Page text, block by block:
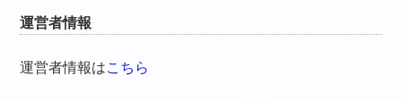
運営者情報
運営者情報はこちら